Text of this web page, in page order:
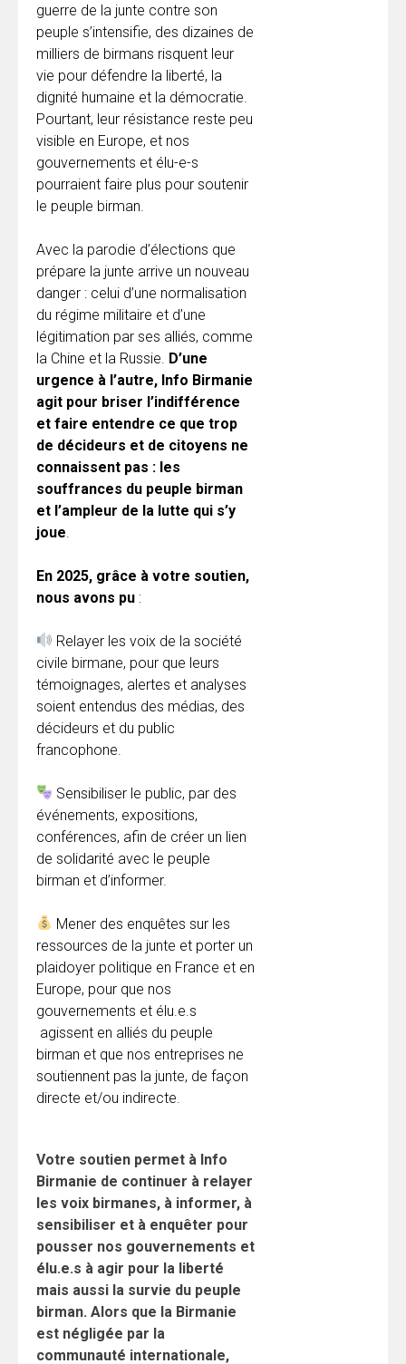
guerre de la junte contre son
peuple s’intensifie, des dizaines de
milliers de birmans risquent leur
vie pour défendre la liberté, la
dignité humaine et la démocratie.
Pourtant, leur résistance reste peu
visible en Europe, et nos
gouvernements et élu-e-s
pourraient faire plus pour soutenir
le peuple birman.
Avec la parodie d’élections que
prépare la junte arrive un nouveau
danger : celui d’une normalisation
du régime militaire et d’une
légitimation par ses alliés, comme
la Chine et la Russie. D’une
urgence à l’autre, Info Birmanie
agit pour briser l’indifférence
et faire entendre ce que trop
de décideurs et de citoyens ne
connaissent pas : les
souffrances du peuple birman
et l’ampleur de la lutte qui s’y
joue.
En 2025, grâce à votre soutien,
nous avons pu :
Relayer les voix de la société
civile birmane, pour que leurs
témoignages, alertes et analyses
soient entendus des médias, des
décideurs et du public
francophone.
Sensibiliser le public, par des
événements, expositions,
conférences, afin de créer un lien
de solidarité avec le peuple
birman et d’informer.
Mener des enquêtes sur les
ressources de la junte et porter un
plaidoyer politique en France et en
Europe, pour que nos
gouvernements et élu.e.s
agissent en alliés du peuple
birman et que nos entreprises ne
soutiennent pas la junte, de façon
directe et/ou indirecte.
Votre soutien permet à Info
Birmanie de continuer à relayer
les voix birmanes, à informer, à
sensibiliser et à enquêter pour
pousser nos gouvernements et
élu.e.s à agir pour la liberté
mais aussi la survie du peuple
birman. Alors que la Birmanie
est négligée par la
communauté internationale,